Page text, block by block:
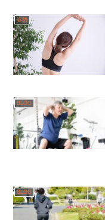
姿勢
BLOG
BLOG